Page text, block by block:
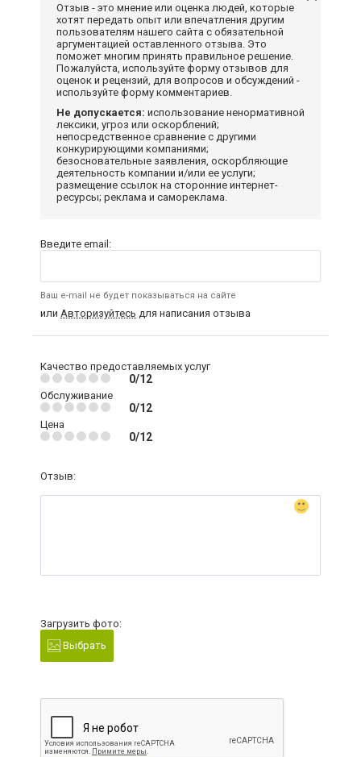
Отзыв - это мнение или оценка людей, которые
хотят передать опыт или впечатления другим
пользователям нашего сайта с обязательной
аргументацией оставленного отзыва. Это
поможет многим принять правильное решение.
Пожалуйста, используйте форму отзывов для
оценок и рецензий, для вопросов и обсуждений -
используйте форму комментариев.
Не допускается: использование ненормативной
лексики, угроз или оскорблений;
непосредственное сравнение с другими
конкурирующими компаниями;
безосновательные заявления, оскорбляющие
деятельность компании и/или ее услуги;
размещение ссылок на сторонние интернет-
ресурсы; реклама и самореклама.
Введите email:
Ваш e-mail не будет показываться на сайте
или Авторизуйтесь для написания отзыва
Качество предоставляемых услуг
0/12
Обслуживание
0/12
Цена
0/12
Отзыв:
Загрузить фото:
Выбрать